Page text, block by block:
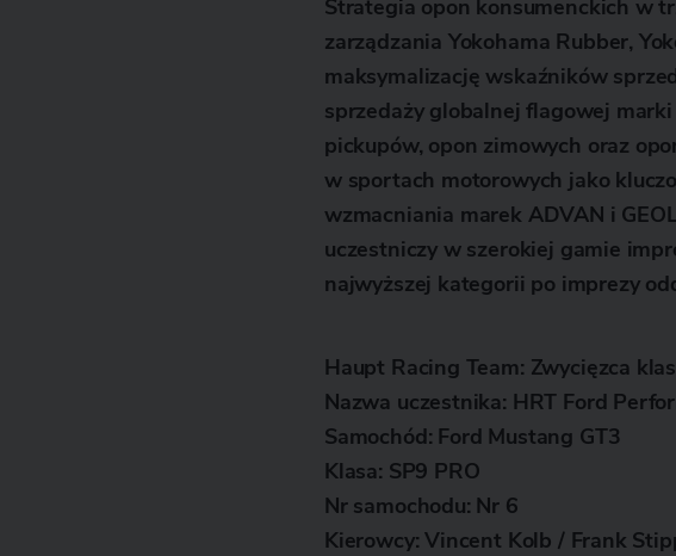
Strategia opon konsumenckich w
zarządzania Yokohama Rubber,
maksymalizację wskaźników
sprzedaży globalnej flagowej marki
pickupów, opon zimowych oraz
w sportach motorowych jako
wzmacniania marek ADVAN i
uczestniczy w szerokiej gamie
najwyższej kategorii po imprezy
Haupt Racing Team: Zwycięzca
Nazwa uczestnika: HRT Ford
Samochód: Ford Mustang GT3
Klasa: SP9 PRO
Nr samochodu: Nr 6
Kierowcy: Vincent Kolb / Frank